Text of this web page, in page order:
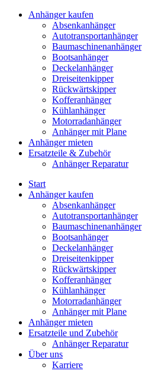
Anhänger kaufen
Absenkanhänger
Autotransportanhänger
Baumaschinenanhänger
Bootsanhänger
Deckelanhänger
Dreiseitenkipper
Rückwärtskipper
Kofferanhänger
Kühlanhänger
Motorradanhänger
Anhänger mit Plane
Anhänger mieten
Ersatzteile & Zubehör
Anhänger Reparatur
Start
Anhänger kaufen
Absenkanhänger
Autotransportanhänger
Baumaschinenanhänger
Bootsanhänger
Deckelanhänger
Dreiseitenkipper
Rückwärtskipper
Kofferanhänger
Kühlanhänger
Motorradanhänger
Anhänger mit Plane
Anhänger mieten
Ersatzteile und Zubehör
Anhänger Reparatur
Über uns
Karriere